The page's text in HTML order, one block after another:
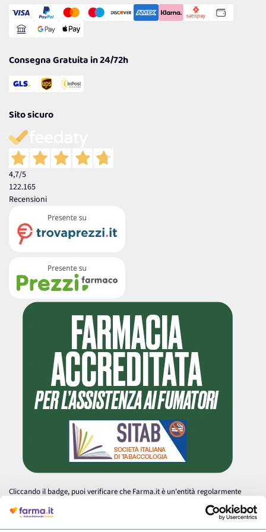
Gestisci Cookie
Reso Facile e Veloce
Consegna Gratuita in 24/72h
Sito sicuro
4,7/5
122.165
Recensioni
Cliccando il badge, puoi verificare che Farma.it è un'entità regolarmente
autorizzata dal Ministero della Salute a effettuare la vendita online di
medicinali.